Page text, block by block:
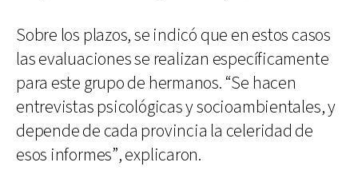
Sobre los plazos, se indicó que en estos casos
las evaluaciones se realizan específicamente
para este grupo de hermanos. “Se hacen
entrevistas psicológicas y socioambientales, y
depende de cada provincia la celeridad de
esos informes”, explicaron.